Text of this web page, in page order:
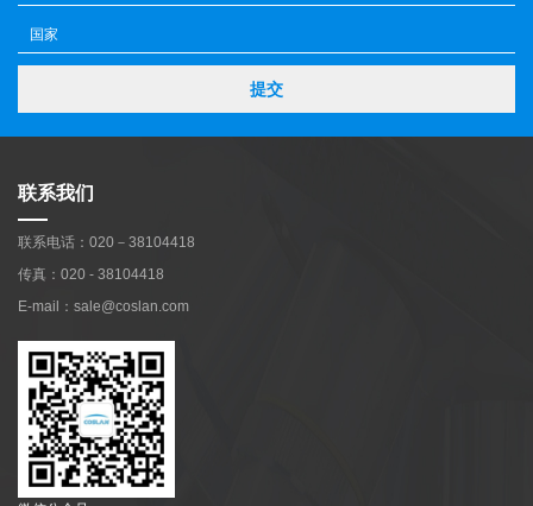
提交
联系我们
联系电话：020－38104418
传真：020 - 38104418
E-mail：sale@coslan.com